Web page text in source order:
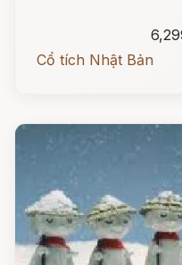
Cổ tích Nhật Bản